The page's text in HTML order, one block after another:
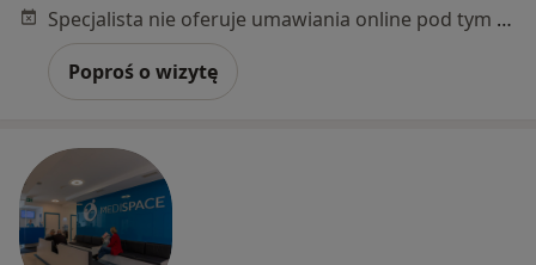
Specjalista nie oferuje umawiania online pod tym adresem.
Poproś o wizytę